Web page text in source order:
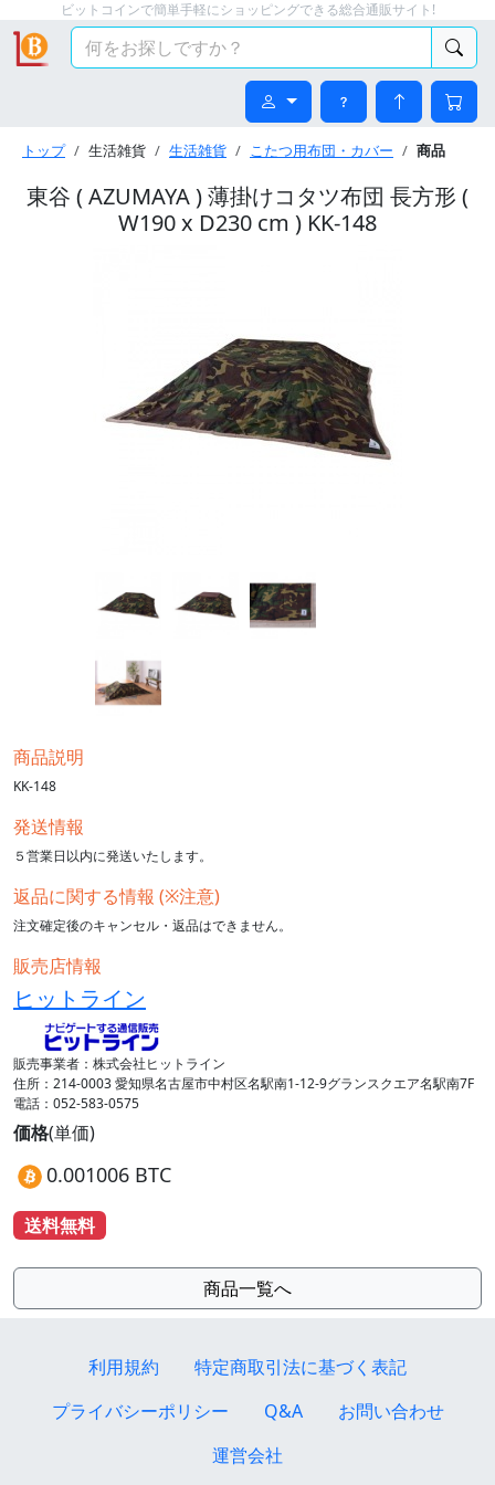
ビットコインで簡単手軽にショッピングできる総合通販サイト!
トップ 生活雑貨 生活雑貨 こたつ用布団・カバー 商品
東谷 ( AZUMAYA ) 薄掛けコタツ布団 長方形 (
W190 x D230 cm ) KK-148
商品説明
KK-148
発送情報
５営業日以内に発送いたします。
返品に関する情報 (※注意)
注文確定後のキャンセル・返品はできません。
販売店情報
ヒットライン
販売事業者：株式会社ヒットライン
住所：214-0003 愛知県名古屋市中村区名駅南1-12-9グランスクエア名駅南7F
電話：052-583-0575
価格(単価)
0.001006 BTC
送料無料
商品一覧へ
利用規約
特定商取引法に基づく表記
プライバシーポリシー
Q&A
お問い合わせ
運営会社